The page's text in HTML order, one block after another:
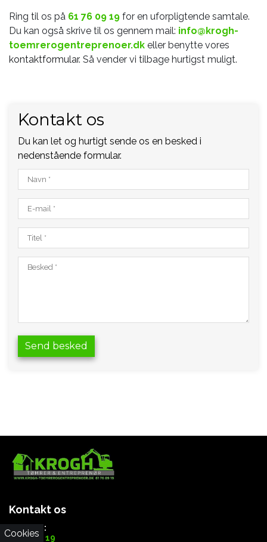
Ring til os på 61 76 09 19 for en uforpligtende samtale.
Du kan også skrive til os gennem mail: info@krogh-
toemrerogentreprenoer.dk eller benytte vores
kontaktformular. Så vender vi tilbage hurtigst muligt.
Kontakt os
Du kan let og hurtigt sende os en besked i
nedenstående formular.
Kontakt os
Telefon:
61 76 09 19
Cookies